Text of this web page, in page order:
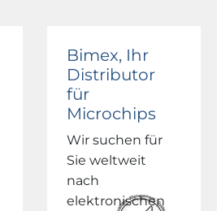
Bimex, Ihr
Distributor
für
Microchips
Wir suchen für
Sie weltweit
nach
elektronischen